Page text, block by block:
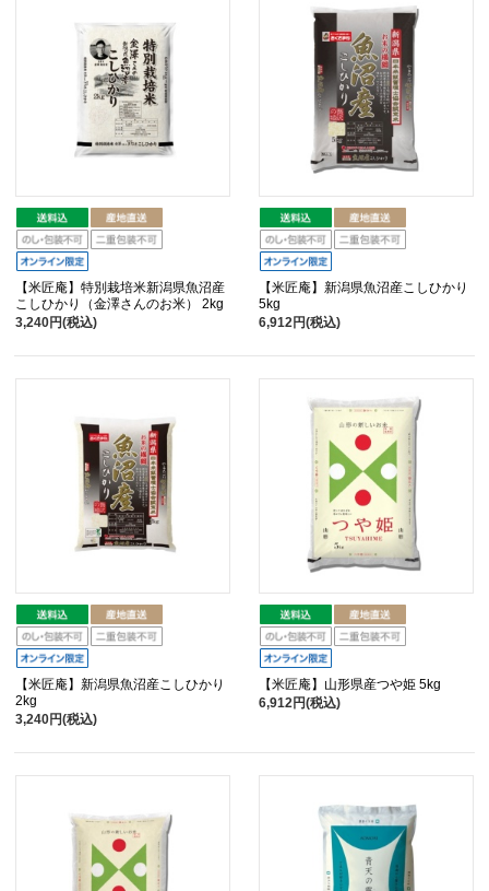
【米匠庵】特別栽培米新潟県魚沼産
こしひかり（金澤さんのお米） 2kg
3,240円(税込)
【米匠庵】新潟県魚沼産こしひかり
5kg
6,912円(税込)
【米匠庵】新潟県魚沼産こしひかり
2kg
3,240円(税込)
【米匠庵】山形県産つや姫 5kg
6,912円(税込)